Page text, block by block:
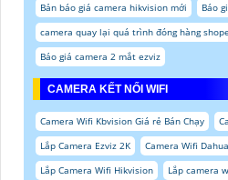
Bản báo giá camera hikvision mới
Báo
camera quay lại quá trình đóng hàng
Báo giá camera 2 mắt ezviz
CAMERA KẾT NỐI WIFI
Camera Wifi Kbvision Giá rẻ Bán Chạy
Lắp Camera Ezviz 2K
Camera Wifi
Lắp Camera Wifi Hikvision
Lắp camera